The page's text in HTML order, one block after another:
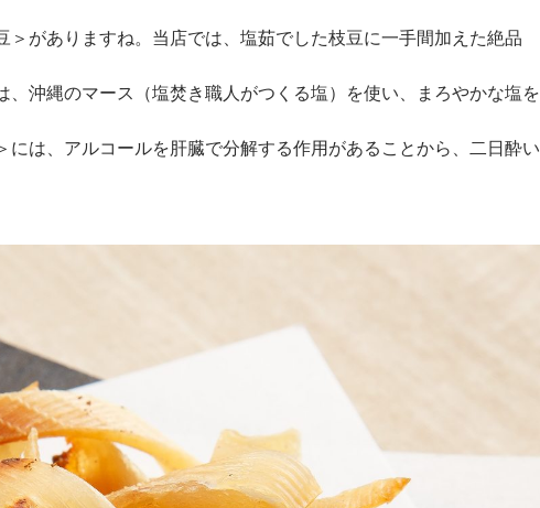
＞がありますね。当店では、塩茹でした枝豆に一手間加えた絶品
沖縄のマース（塩焚き職人がつくる塩）を使い、まろやかな塩を
には、アルコールを肝臓で分解する作用があることから、二日酔い